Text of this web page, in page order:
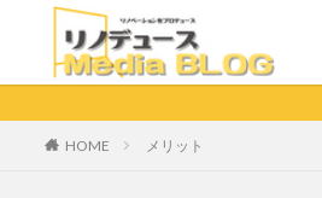
HOME メリット